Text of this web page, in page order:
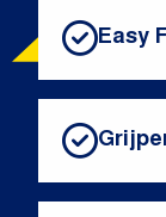
Easy